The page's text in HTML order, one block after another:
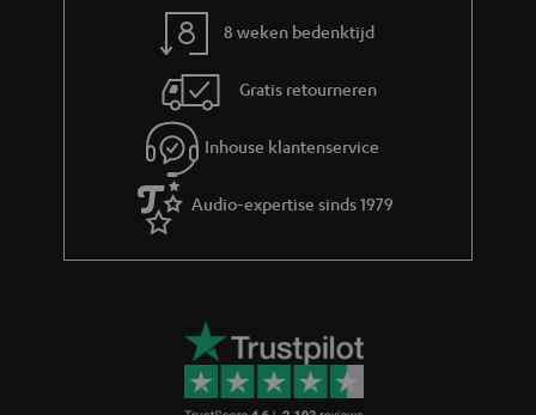
8 weken bedenktijd
Gratis retourneren
Inhouse klantenservice
Audio-expertise sinds 1979